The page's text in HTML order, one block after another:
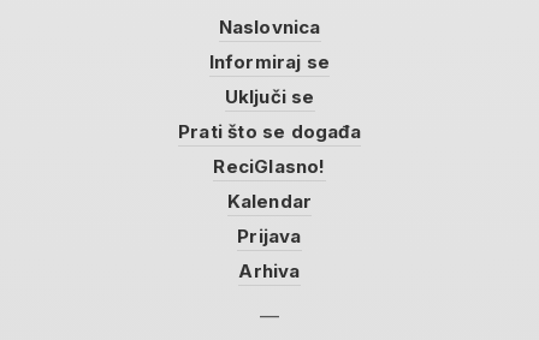
Naslovnica
Informiraj se
Uključi se
Prati što se događa
ReciGlasno!
Kalendar
Prijava
Arhiva